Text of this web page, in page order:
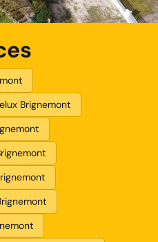
Brignemont